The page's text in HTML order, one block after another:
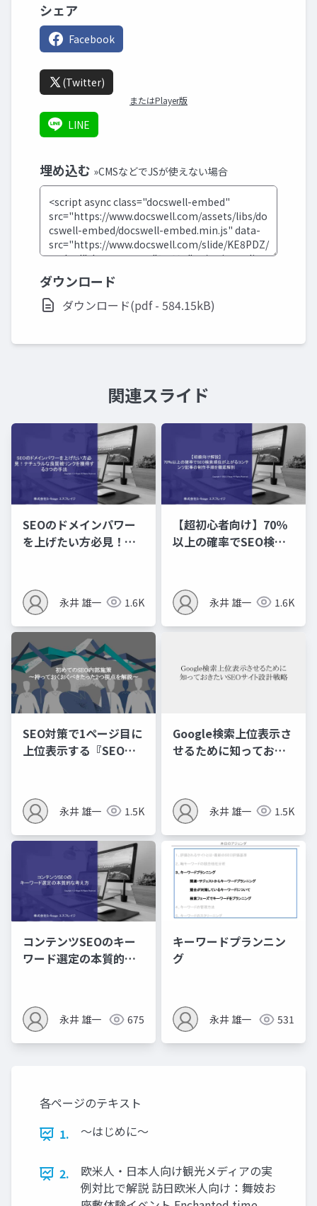
シェア
Facebook
(Twitter)
またはPlayer版
LINE
埋め込む »CMSなどでJSが使えない場合
ダウンロード
ダウンロード(pdf - 584.15kB)
関連スライド
SEOのドメインパワー
を上げたい方必見！ナ
法
永井 雄一 1.6K
【超初心者向け】70％
以上の確率でSEO検索
底解剖
永井 雄一 1.6K
SEO対策で1ページ目に
上位表示する『SEO対
策』
永井 雄一 1.5K
Google検索上位表示さ
せるために知っておき
永井 雄一 1.5K
コンテンツSEOのキー
ワード選定の本質的な
永井 雄一 675
キーワードプランニン
グ
永井 雄一 531
各ページのテキスト
1.
〜はじめに〜
2.
欧米人・日本人向け観光メディアの実
例対比で解説 訪日欧米人向け：舞妓お